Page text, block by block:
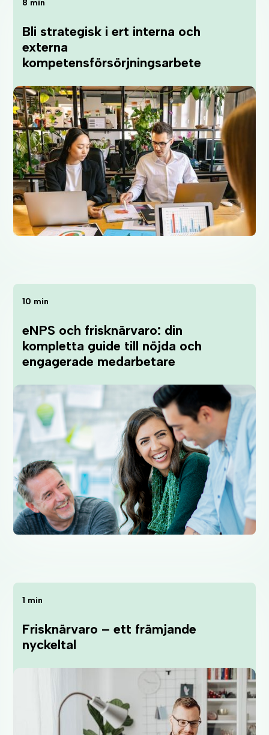
8 min
Bli strategisk i ert interna och
externa
kompetensförsörjningsarbete
10 min
eNPS och frisknärvaro: din
kompletta guide till nöjda och
engagerade medarbetare
1 min
Frisknärvaro – ett främjande
nyckeltal